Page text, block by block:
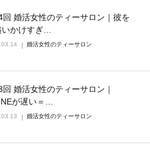
回 婚活女性のティーサロン｜彼を
いかけすぎ…
婚活女性のティーサロン
回 婚活女性のティーサロン｜
が遅い＝…
婚活女性のティーサロン